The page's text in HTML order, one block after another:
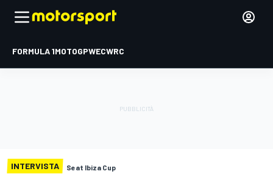
FORMULA 1MOTOGPWECWRC
INTERVISTA Seat Ibiza Cup